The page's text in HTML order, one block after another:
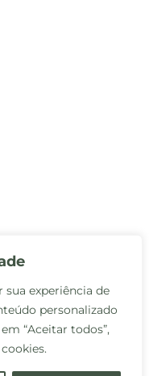
experiência de
personalizado
“Aceitar todos”,